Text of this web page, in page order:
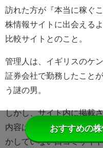
訪れた方が『本当に稼ぐ
株情報サイトに出会える
比較サイトとのこと。
管理人は、イギリスのケ
証券会社で勤務したこと
う謎の男。
しかし、サイト内に掲載
内容は『
詐欺』『残念な
かしていない口コミサイ
おすすめの